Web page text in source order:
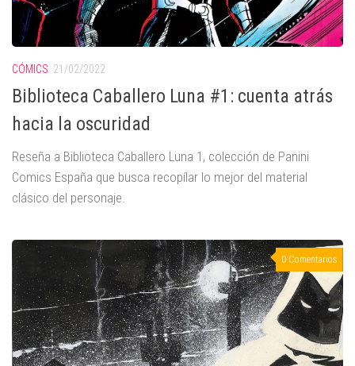
CÓMICS 21/02/2022
Biblioteca Caballero Luna #1: cuenta atrás
hacia la oscuridad
Reseña a Biblioteca Caballero Luna 1, colección de Panini
Comics España que busca recopílar lo mejor del material
clásico del personaje.
0 Comentarios